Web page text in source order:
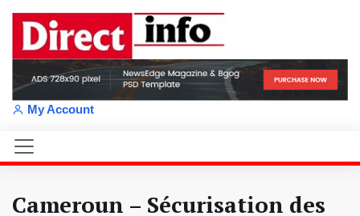
My Account
Cameroun – Sécurisation des